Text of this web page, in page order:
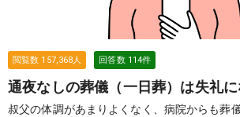
閲覧数 157,368人 回答数 114件
通夜なしの葬儀（一日葬）は失礼に
叔父の体調があまりよくなく、病院からも葬